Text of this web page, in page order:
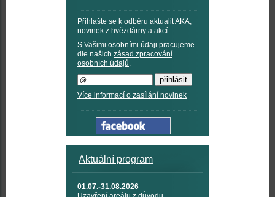
Přihlašte se k odběru aktualit AKA,
novinek z hvězdárny a akcí:
S Vašimi osobními údaji pracujeme
dle našich zásad zpracování
osobních údajů.
Více informací o zasílání novinek
Aktuální program
01.07.-31.08.2026